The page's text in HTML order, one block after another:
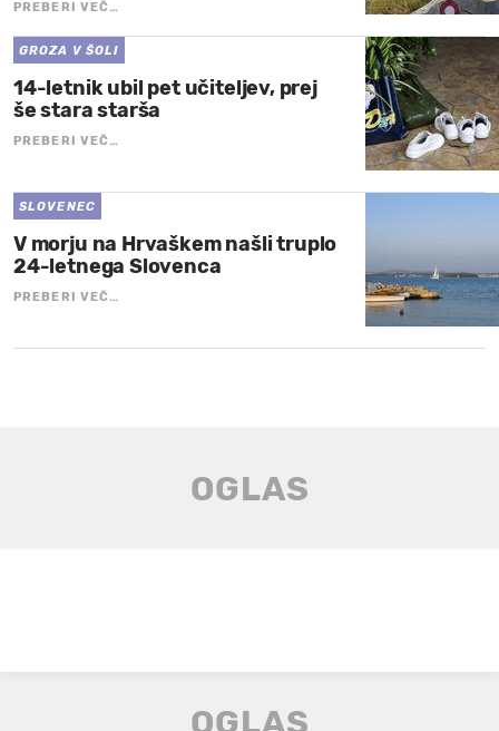
PREBERI VEČ…
GROZA V ŠOLI
14-letnik ubil pet učiteljev, prej
še stara starša
PREBERI VEČ…
SLOVENEC
V morju na Hrvaškem našli truplo
24-letnega Slovenca
PREBERI VEČ…